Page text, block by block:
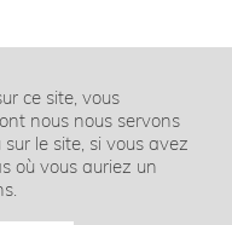
ce site, vous
nous nous servons
le site, si vous avez
où vous auriez un